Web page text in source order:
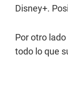
Disney+.
Por otro
todo lo que